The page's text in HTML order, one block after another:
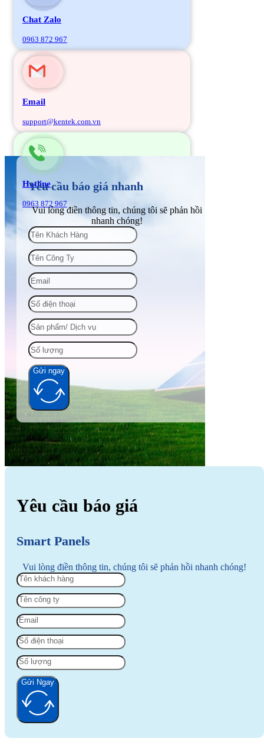
Chat Zalo
0963 872 967
Email
support@kentek.com.vn
Hotline
0963 872 967
Yêu cầu báo giá nhanh
Vui lòng điền thông tin, chúng tôi sẽ phản hồi
nhanh chóng!
Gửi ngay
Yêu cầu báo giá
Smart Panels
Vui lòng điền thông tin, chúng tôi sẽ phản hồi nhanh chóng!
Gửi Ngay